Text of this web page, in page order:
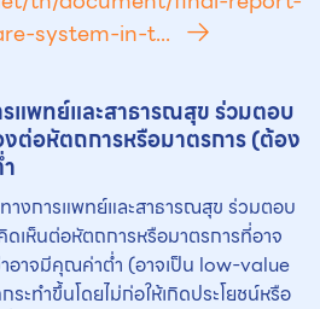
system-in-t...
แพทย์และสาธารณสุข ร่วมตอบ
งต่อหัตถการหรือมาตรการ (ต้อง
งการแพทย์และสาธารณสุข ร่วมตอบ
เห็นต่อหัตถการหรือมาตรการที่อาจ
อาจมีคุณค่าต่ำ (อาจเป็น low-value
ะทำขึ้นโดยไม่ก่อให้เกิดประโยชน์หรือ